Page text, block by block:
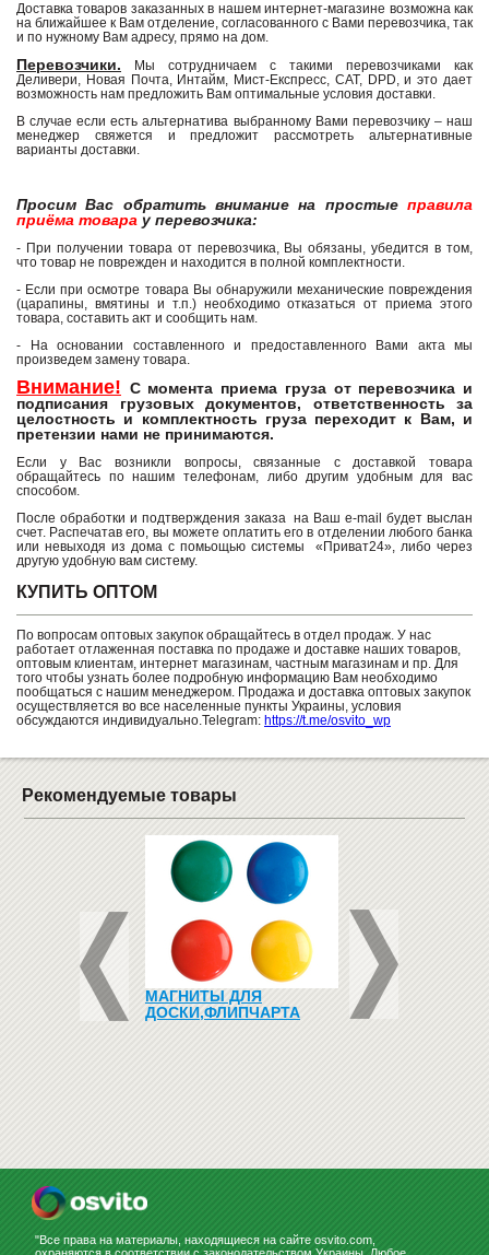
Доставка товаров заказанных в нашем интернет-магазине возможна как
на ближайшее к Вам отделение, согласованного с Вами перевозчика, так
и по нужному Вам адресу, прямо на дом.
Перевозчики. Мы сотрудничаем с такими перевозчиками как
Деливери, Новая Почта, Интайм, Мист-Експресс, САТ, DPD, и это дает
возможность нам предложить Вам оптимальные условия доставки.
В случае если есть альтернатива выбранному Вами перевозчику – наш
менеджер свяжется и предложит рассмотреть альтернативные
варианты доставки.
Просим Вас обратить внимание на простые правила
приёма товара у перевозчика:
- При получении товара от перевозчика, Вы обязаны, убедится в том,
что товар не поврежден и находится в полной комплектности.
- Если при осмотре товара Вы обнаружили механические повреждения
(царапины, вмятины и т.п.) необходимо отказаться от приема этого
товара, составить акт и сообщить нам.
- На основании составленного и предоставленного Вами акта мы
произведем замену товара.
Внимание! С момента приема груза от перевозчика и
подписания грузовых документов, ответственность за
целостность и комплектность груза переходит к Вам, и
претензии нами не принимаются.
Если у Вас возникли вопросы, связанные с доставкой товара
обращайтесь по нашим телефонам, либо другим удобным для вас
способом.
После обработки и подтверждения заказа на Ваш e-mail будет выслан
счет. Распечатав его, вы можете оплатить его в отделении любого банка
или невыходя из дома с помьощью системы «Приват24», либо через
другую удобную вам систему.
КУПИТЬ ОПТОМ
По вопросам оптовых закупок обращайтесь в отдел продаж. У нас
работает отлаженная поставка по продаже и доставке наших товаров,
оптовым клиентам, интернет магазинам, частным магазинам и пр. Для
того чтобы узнать более подробную информацию Вам необходимо
пообщаться с нашим менеджером. Продажа и доставка оптовых закупок
осуществляется во все населенные пункты Украины, условия
обсуждаются индивидуально.Telegram: https://t.me/osvito_wp
Рекомендуемые товары
С
МАГНИТЫ ДЛЯ
ДОСКИ,ФЛИПЧАРТА
МАГНИТНЫЙ
КАЛЕНДАРЬ
"Все права на материалы, находящиеся на сайте osvito.com,